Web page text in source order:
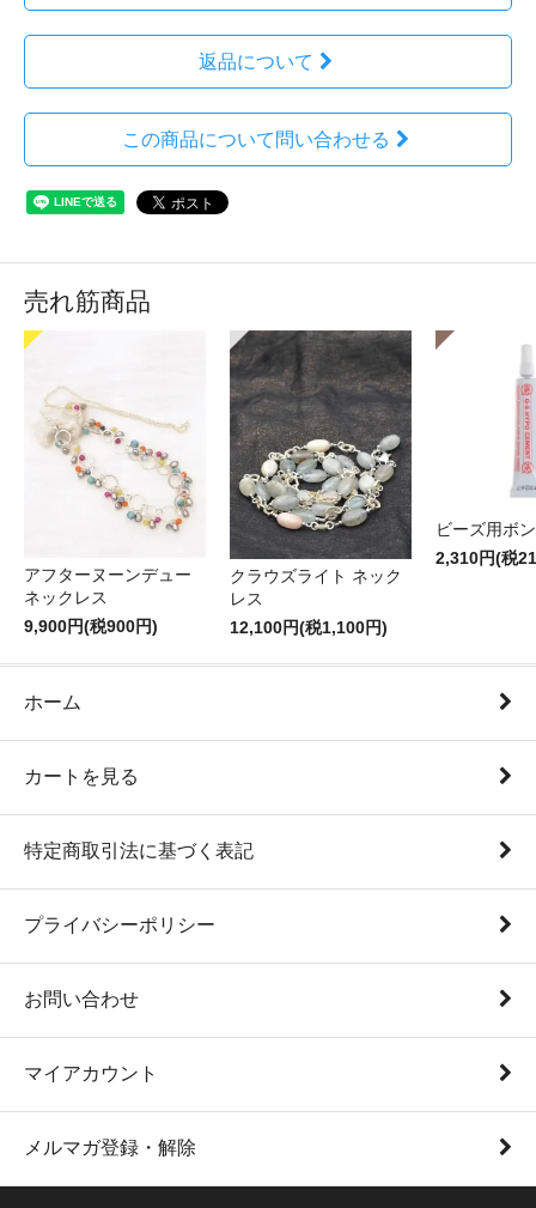
返品について
この商品について問い合わせる
売れ筋商品
アフターヌーンデュー
ネックレス
9,900円(税900円)
クラウズライト ネック
レス
12,100円(税1,100円)
ビーズ用ボ
2,310円(税
ホーム
カートを見る
特定商取引法に基づく表記
プライバシーポリシー
お問い合わせ
マイアカウント
メルマガ登録・解除